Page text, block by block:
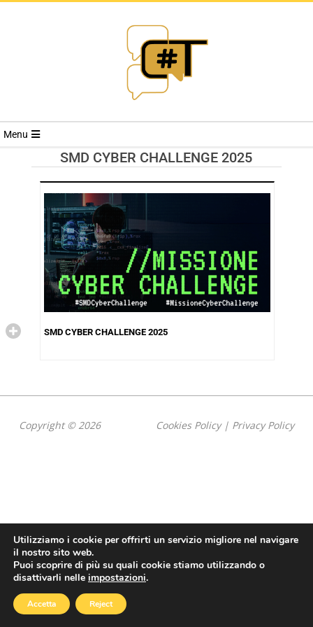
RIVISTA
TRENDS
Menu
SMD CYBER CHALLENGE 2025
SMD CYBER CHALLENGE 2025
Copyright © 2026 Cookies Policy| Privacy Policy
Utilizziamo i cookie per offrirti un servizio migliore nel navigare
il nostro sito web.
Puoi scoprire di più su quali cookie stiamo utilizzando o
disattivarli nelle impostazioni.
Accetta Reject